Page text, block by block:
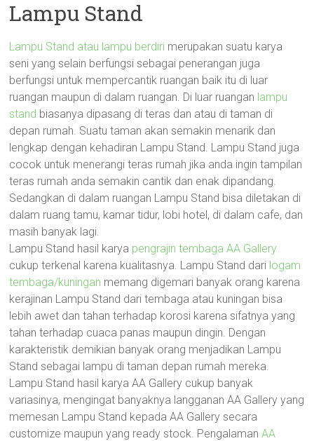
Lampu Stand
Lampu Stand atau lampu berdiri merupakan suatu karya
seni yang selain berfungsi sebagai penerangan juga
berfungsi untuk mempercantik ruangan baik itu di luar
ruangan maupun di dalam ruangan. Di luar ruangan lampu
stand biasanya dipasang di teras dan atau di taman di
depan rumah. Suatu taman akan semakin menarik dan
lengkap dengan kehadiran Lampu Stand. Lampu Stand juga
cocok untuk menerangi teras rumah jika anda ingin tampilan
teras rumah anda semakin cantik dan enak dipandang.
Sedangkan di dalam ruangan Lampu Stand bisa diletakan di
dalam ruang tamu, kamar tidur, lobi hotel, di dalam cafe, dan
masih banyak lagi.
Lampu Stand hasil karya pengrajin tembaga AA Gallery
cukup terkenal karena kualitasnya. Lampu Stand dari logam
tembaga/kuningan memang digemari banyak orang karena
kerajinan Lampu Stand dari tembaga atau kuningan bisa
lebih awet dan tahan terhadap korosi karena sifatnya yang
tahan terhadap cuaca panas maupun dingin. Dengan
karakteristik demikian banyak orang menjadikan Lampu
Stand sebagai lampu di taman depan rumah mereka.
Lampu Stand hasil karya AA Gallery cukup banyak
variasinya, mengingat banyaknya langganan AA Gallery yang
memesan Lampu Stand kepada AA Gallery secara
customize maupun yang ready stock. PengalamanAA